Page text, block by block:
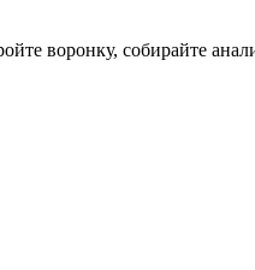
воронку, собирайте